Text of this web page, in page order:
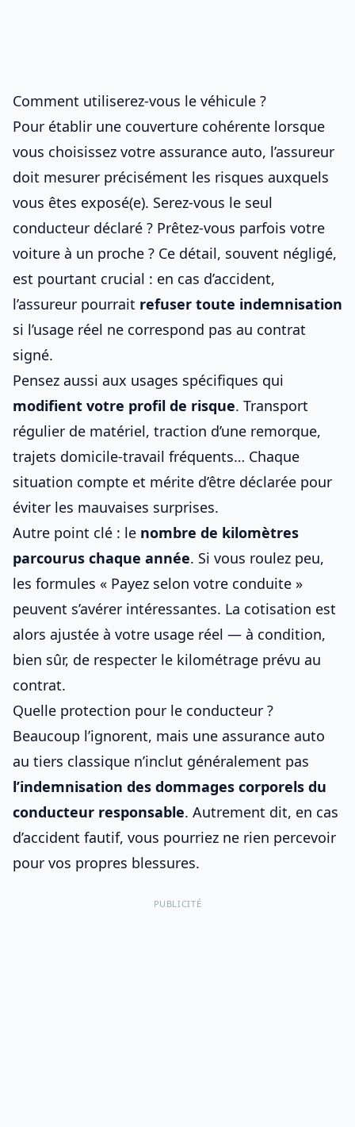
Comment utiliserez-vous le véhicule ?
Pour établir une couverture cohérente lorsque
vous choisissez votre assurance auto, l’assureur
doit mesurer précisément les risques auxquels
vous êtes exposé(e). Serez-vous le seul
conducteur déclaré ? Prêtez-vous parfois votre
voiture à un proche ? Ce détail, souvent négligé,
est pourtant crucial : en cas d’accident,
l’assureur pourrait refuser toute indemnisation
si l’usage réel ne correspond pas au contrat
signé.
Pensez aussi aux usages spécifiques qui
modifient votre profil de risque. Transport
régulier de matériel, traction d’une remorque,
trajets domicile-travail fréquents… Chaque
situation compte et mérite d’être déclarée pour
éviter les mauvaises surprises.
Autre point clé : le nombre de kilomètres
parcourus chaque année. Si vous roulez peu,
les formules « Payez selon votre conduite »
peuvent s’avérer intéressantes. La cotisation est
alors ajustée à votre usage réel — à condition,
bien sûr, de respecter le kilométrage prévu au
contrat.
Quelle protection pour le conducteur ?
Beaucoup l’ignorent, mais une assurance auto
au tiers classique n’inclut généralement pas
l’indemnisation des dommages corporels du
conducteur responsable. Autrement dit, en cas
d’accident fautif, vous pourriez ne rien percevoir
pour vos propres blessures.
PUBLICITÉ